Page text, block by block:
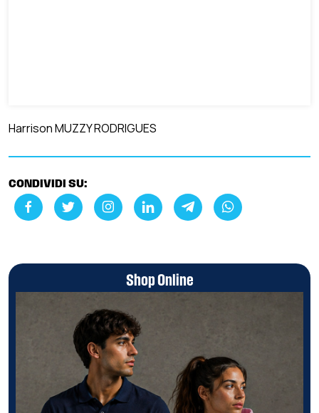
Harrison MUZZY RODRIGUES
CONDIVIDI SU:
Shop Online